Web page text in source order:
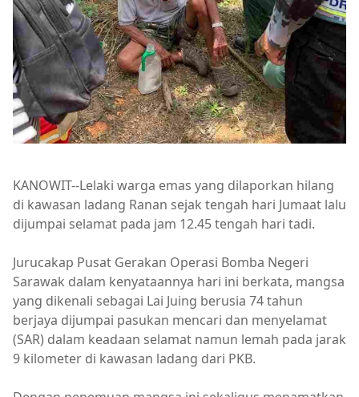
KANOWIT--Lelaki warga emas yang dilaporkan hilang
di kawasan ladang Ranan sejak tengah hari Jumaat lalu
dijumpai selamat pada jam 12.45 tengah hari tadi.
Jurucakap Pusat Gerakan Operasi Bomba Negeri
Sarawak dalam kenyataannya hari ini berkata, mangsa
yang dikenali sebagai Lai Juing berusia 74 tahun
berjaya dijumpai pasukan mencari dan menyelamat
(SAR) dalam keadaan selamat namun lemah pada jarak
9 kilometer di kawasan ladang dari PKB.